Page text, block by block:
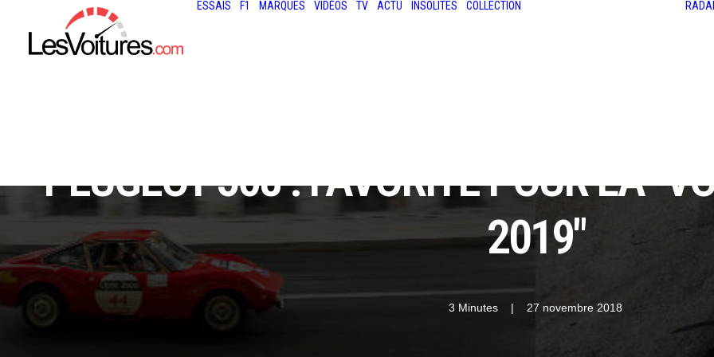
ESSAIS F1 MARQUES VIDÉOS TV ACTU INSOLITES COLLECTION
PEUGEOT 508 : FAVORITE POUR LA
2019"
3 Minutes | 27 novembre 2018